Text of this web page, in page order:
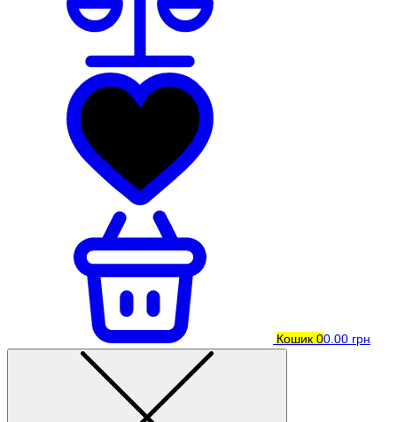
Кошик 00.00 грн